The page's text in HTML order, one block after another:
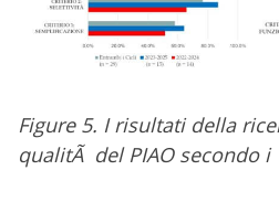
Figure 5. I risultati della
qualitÃ del PIAO secondo i